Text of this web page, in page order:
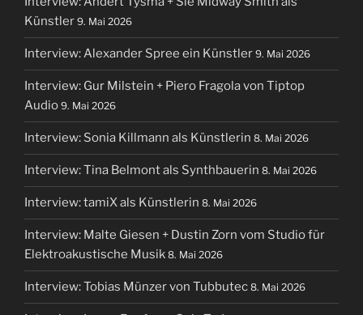
Künstler 9. Mai 2026
Interview: Alexander Spree ein Künstler 9. Mai 2026
Interview: Gur Milstein + Piero Fragola von Tiptop
Audio 9. Mai 2026
Interview: Sonia Killmann als Künstlerin 8. Mai 2026
Interview: Tina Belmont als Synthbauerin 8. Mai 2026
Interview: tamiX als Künstlerin 8. Mai 2026
Interview: Malte Giesen + Dustin Zorn vom Studio für
Elektroakustische Musik 8. Mai 2026
Interview: Tobias Münzer von Tubbutec 8. Mai 2026